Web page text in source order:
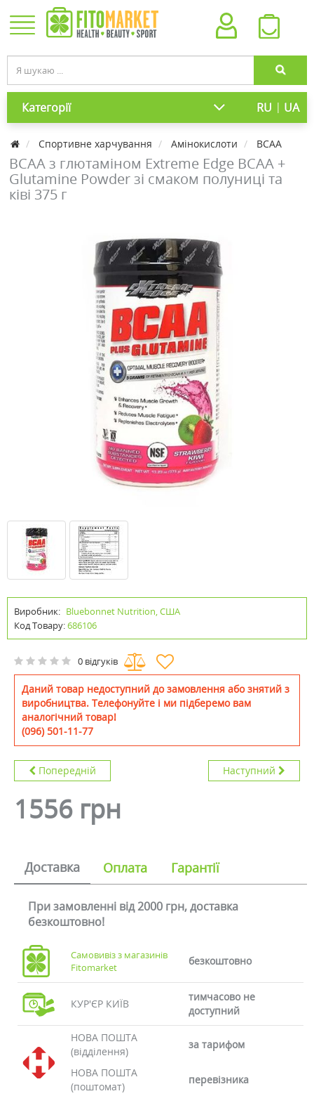
Категорії RU | UA
Cпортивне харчування Амінокислоти BCAA
BCAA з глютаміном Extreme Edge BCAA +
Glutamine Powder зі смаком полуниці та
ківі 375 г
Виробник: Bluebonnet Nutrition, США
Код Товару:686106
0 відгуків
Даний товар недоступний до замовлення або знятий з
виробництва. Телефонуйте і ми підберемо вам
аналогічний товар!
(096) 501-11-77
Попередній Наступний
1556 грн
Доставка Оплата Гарантії
При замовленні від 2000 грн, доставка
безкоштовно!
Самовивіз з магазинів
Fitomarket
безкоштовно
КУР'ЄР КИЇВ
тимчасово не
доступний
НОВА ПОШТА
(відділення)
за тарифом
НОВА ПОШТА
(поштомат)
перевізника